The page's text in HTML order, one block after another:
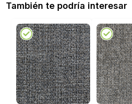
También te podría interesar